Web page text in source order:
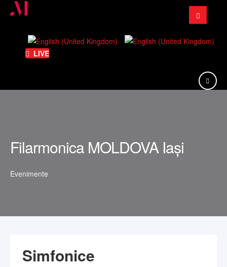
Căutare
...
LIVE
Filarmonica MOLDOVA Iași
Evenimente
Simfonice